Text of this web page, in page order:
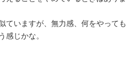
ていますが、無力感、何をやっても
感じかな。